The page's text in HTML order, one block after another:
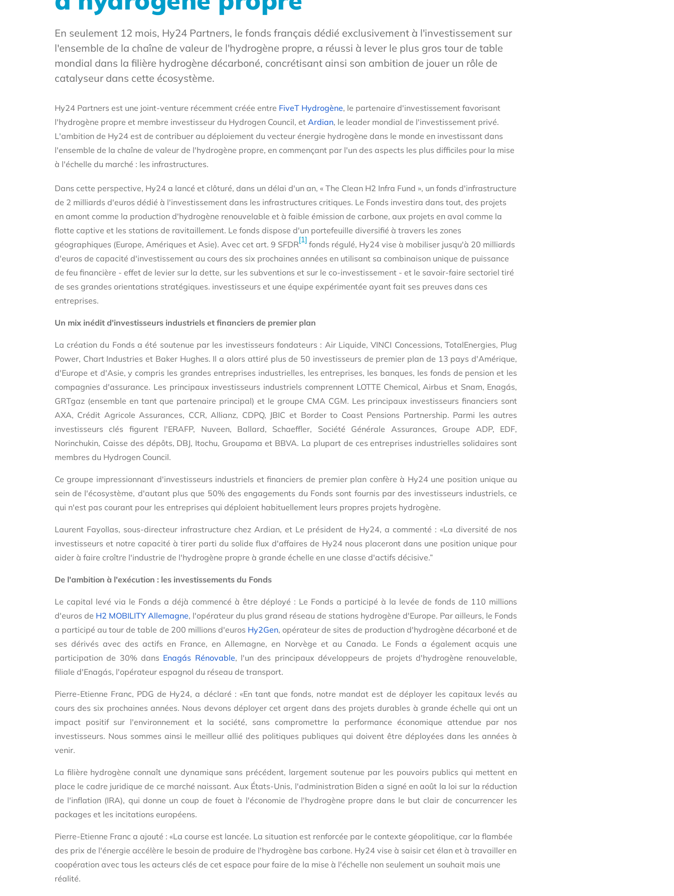
En seulement 12 mois, Hy24 Partners, le fonds français dédié exclusivement à l'investissement sur
l'ensemble de la chaîne de valeur de l'hydrogène propre, a réussi à lever le plus gros tour de table
mondial dans la filière hydrogène décarboné, concrétisant ainsi son ambition de jouer un rôle de
catalyseur dans cette écosystème.
Hy24 Partners est une joint-venture récemment créée entre FiveT Hydrogène, le partenaire d'investissement favorisant
l'hydrogène propre et membre investisseur du Hydrogen Council, et Ardian, le leader mondial de l'investissement privé.
L'ambition de Hy24 est de contribuer au déploiement du vecteur énergie hydrogène dans le monde en investissant dans
l'ensemble de la chaîne de valeur de l'hydrogène propre, en commençant par l'un des aspects les plus difficiles pour la mise
à l'échelle du marché : les infrastructures.
Dans cette perspective, Hy24 a lancé et clôturé, dans un délai d'un an, « The Clean H2 Infra Fund », un fonds d'infrastructure
de 2 milliards d'euros dédié à l'investissement dans les infrastructures critiques. Le Fonds investira dans tout, des projets
en amont comme la production d'hydrogène renouvelable et à faible émission de carbone, aux projets en aval comme la
flotte captive et les stations de ravitaillement. Le fonds dispose d'un portefeuille diversifié à travers les zones
géographiques (Europe, Amériques et Asie). Avec cet art. 9 SFDR[1]fonds régulé, Hy24 vise à mobiliser jusqu'à 20 milliards
d'euros de capacité d'investissement au cours des six prochaines années en utilisant sa combinaison unique de puissance
de feu financière - effet de levier sur la dette, sur les subventions et sur le co-investissement - et le savoir-faire sectoriel tiré
de ses grandes orientations stratégiques. investisseurs et une équipe expérimentée ayant fait ses preuves dans ces
entreprises.
Un mix inédit d'investisseurs industriels et financiers de premier plan
La création du Fonds a été soutenue par les investisseurs fondateurs : Air Liquide, VINCI Concessions, TotalEnergies, Plug
Power, Chart Industries et Baker Hughes. Il a alors attiré plus de 50 investisseurs de premier plan de 13 pays d'Amérique,
d'Europe et d'Asie, y compris les grandes entreprises industrielles, les entreprises, les banques, les fonds de pension et les
compagnies d'assurance. Les principaux investisseurs industriels comprennent LOTTE Chemical, Airbus et Snam, Enagás,
GRTgaz (ensemble en tant que partenaire principal) et le groupe CMA CGM. Les principaux investisseurs financiers sont
AXA, Crédit Agricole Assurances, CCR, Allianz, CDPQ, JBIC et Border to Coast Pensions Partnership. Parmi les autres
investisseurs clés figurent l'ERAFP, Nuveen, Ballard, Schaeffler, Société Générale Assurances, Groupe ADP, EDF,
Norinchukin, Caisse des dépôts, DBJ, Itochu, Groupama et BBVA. La plupart de ces entreprises industrielles solidaires sont
membres du Hydrogen Council.
Ce groupe impressionnant d'investisseurs industriels et financiers de premier plan confère à Hy24 une position unique au
sein de l'écosystème, d'autant plus que 50% des engagements du Fonds sont fournis par des investisseurs industriels, ce
qui n'est pas courant pour les entreprises qui déploient habituellement leurs propres projets hydrogène.
Laurent Fayollas, sous-directeur infrastructure chez Ardian, et Le président de Hy24, a commenté : «La diversité de nos
investisseurs et notre capacité à tirer parti du solide flux d'affaires de Hy24 nous placeront dans une position unique pour
aider à faire croître l'industrie de l'hydrogène propre à grande échelle en une classe d'actifs décisive.”
De l'ambition à l'exécution : les investissements du Fonds
Le capital levé via le Fonds a déjà commencé à être déployé : Le Fonds a participé à la levée de fonds de 110 millions
d'euros de H2 MOBILITY Allemagne, l'opérateur du plus grand réseau de stations hydrogène d'Europe. Par ailleurs, le Fonds
a participé au tour de table de 200 millions d'euros Hy2Gen, opérateur de sites de production d'hydrogène décarboné et de
ses dérivés avec des actifs en France, en Allemagne, en Norvège et au Canada. Le Fonds a également acquis une
participation de 30% dans Enagás Rénovable, l'un des principaux développeurs de projets d'hydrogène renouvelable,
filiale d'Enagás, l'opérateur espagnol du réseau de transport.
Pierre-Etienne Franc, PDG de Hy24, a déclaré : «En tant que fonds, notre mandat est de déployer les capitaux levés au
cours des six prochaines années. Nous devons déployer cet argent dans des projets durables à grande échelle qui ont un
impact positif sur l'environnement et la société, sans compromettre la performance économique attendue par nos
investisseurs. Nous sommes ainsi le meilleur allié des politiques publiques qui doivent être déployées dans les années à
venir.
La filière hydrogène connaît une dynamique sans précédent, largement soutenue par les pouvoirs publics qui mettent en
place le cadre juridique de ce marché naissant. Aux États-Unis, l'administration Biden a signé en août la loi sur la réduction
de l'inflation (IRA), qui donne un coup de fouet à l'économie de l'hydrogène propre dans le but clair de concurrencer les
packages et les incitations européens.
Pierre-Etienne Franc a ajouté : «La course est lancée. La situation est renforcée par le contexte géopolitique, car la flambée
des prix de l'énergie accélère le besoin de produire de l'hydrogène bas carbone. Hy24 vise à saisir cet élan et à travailler en
coopération avec tous les acteurs clés de cet espace pour faire de la mise à l'échelle non seulement un souhait mais une
réalité.